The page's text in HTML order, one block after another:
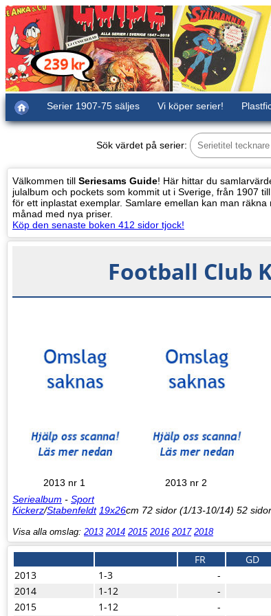
Serier 1907-75 säljes Vi köper serier!
Sök värdet på serier:
Välkommen till Seriesams Guide! Här hittar du
julalbum och pockets som kommit ut i Sverige, från 1907
för ett inplastat exemplar. Samlare emellan kan man
månad med nya priser.
Köp den senaste boken 412 sidor tjock!
Football Club
2013 nr 1 2013 nr 2
Seriealbum - Sport
Kickerz/Stabenfeldt 19x26cm 72 sidor (1/13-10/14) 52
Visa alla omslag: 2013 2014 2015 2016 2017 2018
FR GD
2013
1-3 -
2014
1-12 -
2015
1-12 -